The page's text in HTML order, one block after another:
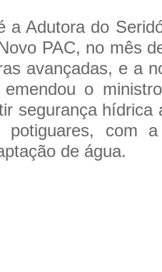
a Adutora do
PAC, no mês
avançadas, e a
emendou o
segurança
com
de água.